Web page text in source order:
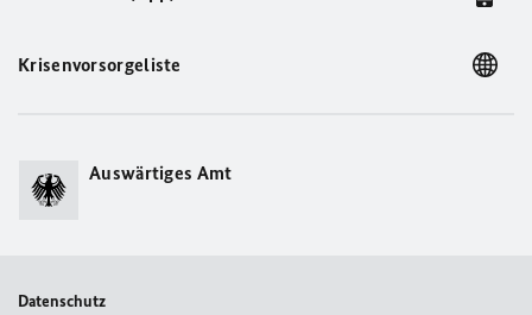
Krisenvorsorgeliste
Auswärtiges Amt
Datenschutz